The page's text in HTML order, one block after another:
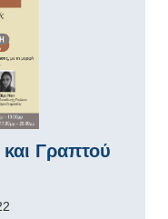
Γραπτού